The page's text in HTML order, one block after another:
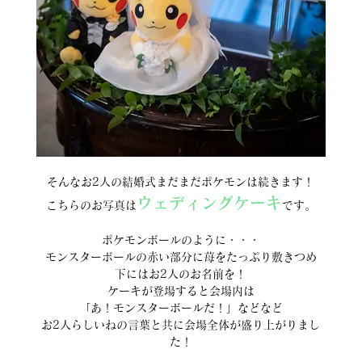
そんなお2人の結婚式まだまだポケモンは続きます！
こちらのお写真は ウェディングケーキ です。
ポケモンボールのように・・・
モンスターボールの赤い部分に苺をたっぷり敷きつめ
下にはお2人のお名前を！
ケーキが登場すると会場内は
「あ！モンスターボールだ！」などなど
お2人らしいねの言葉と共に会場全体が盛り上がりまし
た！